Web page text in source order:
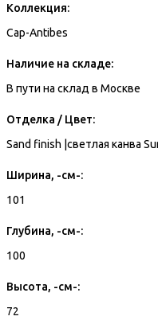
Коллекция:
Cap-Antibes
Наличие на складе:
В пути на склад в Москве
Отделка / Цвет:
Sand finish |светлая канва
Ширина, -см-:
101
Глубина, -см-:
100
Высота, -см-:
72